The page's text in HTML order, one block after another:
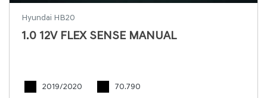
Hyundai HB20
1.0 12V FLEX SENSE MANUAL
2019/2020 70.790